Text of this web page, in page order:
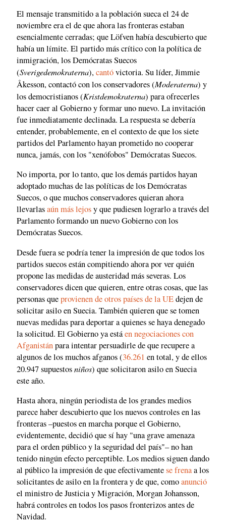
El mensaje transmitido a la población sueca el 24 de
noviembre era el de que ahora las fronteras estaban
esencialmente cerradas; que Löfven había descubierto que
había un límite. El partido más crítico con la política de
inmigración, los Demócratas Suecos
(Sverigedemokraterna),cantóvictoria. Su líder, Jimmie
Åkesson, contactó con los conservadores (Moderaterna) y
los democristianos (Kristdemokraterna) para ofrecerles
hacer caer al Gobierno y formar uno nuevo. La invitación
fue inmediatamente declinada. La respuesta se debería
entender, probablemente, en el contexto de que los siete
partidos del Parlamento hayan prometido no cooperar
nunca, jamás, con los "xenófobos" Demócratas Suecos.
No importa, por lo tanto, que los demás partidos hayan
adoptado muchas de las políticas de los Demócratas
Suecos, o que muchos conservadores quieran ahora
llevarlasaún más lejosy que pudiesen lograrlo a través del
Parlamento formando un nuevo Gobierno con los
Demócratas Suecos.
Desde fuera se podría tener la impresión de que todos los
partidos suecos están compitiendo ahora por ver quién
propone las medidas de austeridad más severas. Los
conservadores dicen que quieren, entre otras cosas, que las
personas queprovienen de otros países de la UEdejen de
solicitar asilo en Suecia. También quieren que se tomen
nuevas medidas para deportar a quienes se haya denegado
la solicitud. El Gobierno ya estáen negociaciones con
Afganistánpara intentar persuadirle de que recupere a
algunos de los muchos afganos (36.261 en total, y de ellos
20.947 supuestosniños) que solicitaron asilo en Suecia
este año.
Hasta ahora, ningún periodista de los grandes medios
parece haber descubierto que los nuevos controles en las
fronteras –puestos en marcha porque el Gobierno,
evidentemente, decidió que sí hay "una grave amenaza
para el orden público y la seguridad del país"– no han
tenido ningún efecto perceptible. Los medios siguen dando
al público la impresión de que efectivamentese frenaa los
solicitantes de asilo en la frontera y de que, comoanunció
el ministro de Justicia y Migración, Morgan Johansson,
habrá controles en todos los pasos fronterizos antes de
Navidad.